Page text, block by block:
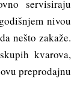
servisiraju
nivou
nešto zakaže.
kvarova,
preprodajnu